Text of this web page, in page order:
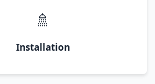
🚿
Installation